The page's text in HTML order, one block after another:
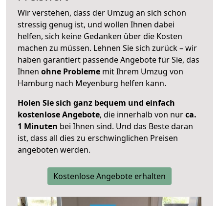
Wir verstehen, dass der Umzug an sich schon
stressig genug ist, und wollen Ihnen dabei
helfen, sich keine Gedanken über die Kosten
machen zu müssen. Lehnen Sie sich zurück – wir
haben garantiert passende Angebote für Sie, das
Ihnen ohne Probleme mit Ihrem Umzug von
Hamburg nach Meyenburg helfen kann.
Holen Sie sich ganz bequem und einfach
kostenlose Angebote, die innerhalb von nurca.
1 Minuten bei Ihnen sind. Und das Beste daran
ist, dass all dies zu erschwinglichen Preisen
angeboten werden.
Kostenlose Angebote erhalten